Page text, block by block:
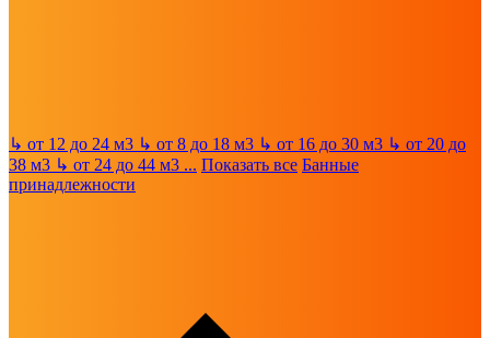
↳ от 12 до 24 м3 ↳ от 8 до 18 м3 ↳ от 16 до 30 м3 ↳ от 20 до
38 м3 ↳ от 24 до 44 м3 ... Показать все Банные
принадлежности